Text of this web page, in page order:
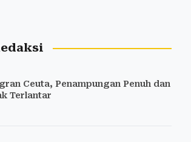
Ceuta, Penampungan Penuh dan
Terlantar